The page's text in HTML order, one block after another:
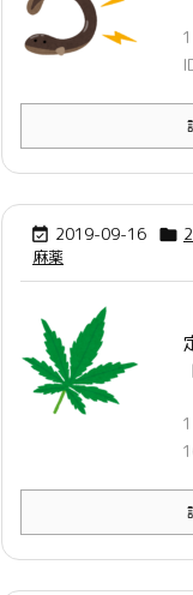
 2019-09-16 
麻薬